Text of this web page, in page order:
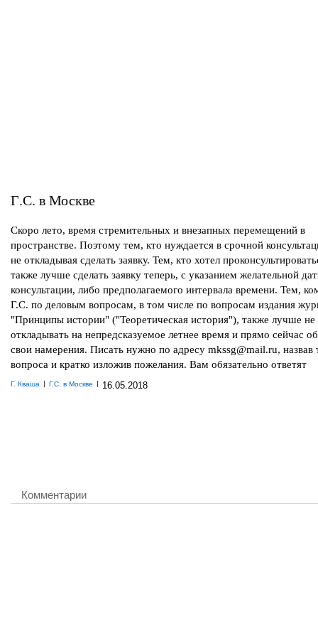
Г.С. в Москве
Скоро лето, время стремительных и внезапных перемещений в
пространстве. Поэтому тем, кто нуждается в срочной
не откладывая сделать заявку. Тем, кто хотел
также лучше сделать заявку теперь, с указанием желательной
консультации, либо предполагаемого интервала времени. Тем,
Г.С. по деловым вопросам, в том числе по вопросам издания
"Принципы истории" ("Теоретическая история"), также лучше не
откладывать на непредсказуемое летнее время и прямо сейчас
свои намерения. Писать нужно по адресу mkssg@mail.ru, назвав
вопроса и кратко изложив пожелания. Вам обязательно ответят
Г. Кваша | Г.С. в Москве | 16.05.2018
Комментарии